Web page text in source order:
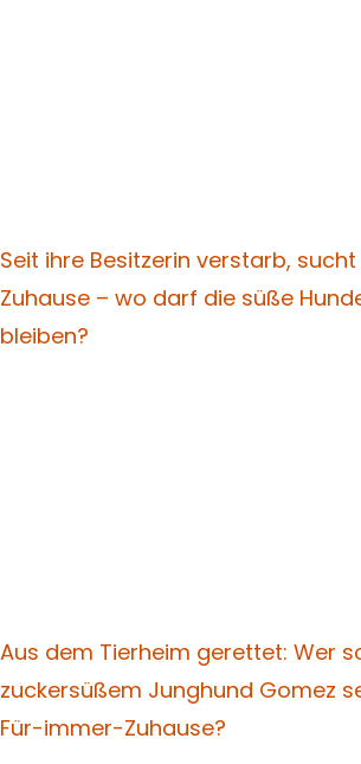
Seit ihre Besitzerin verstarb,
Zuhause – wo darf die süße
bleiben?
Aus dem Tierheim gerettet: Wer
zuckersüßem Junghund Gomez
Für-immer-Zuhause?